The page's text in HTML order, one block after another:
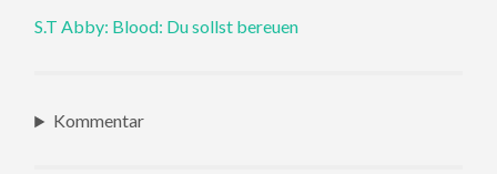
S.T Abby: Blood: Du sollst bereuen
Kommentar